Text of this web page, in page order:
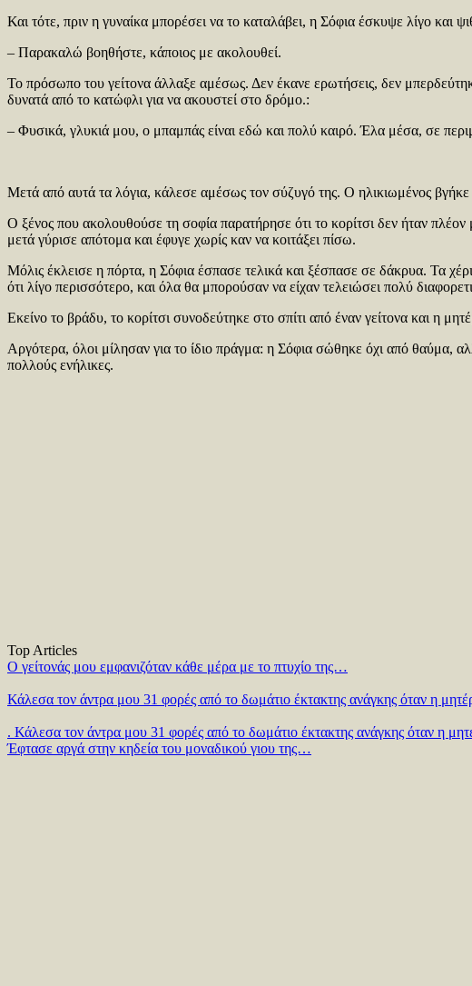
Και τότε, πριν η γυναίκα μπορέσει να το καταλάβει, η Σόφια έσκυψε λίγο και
– Παρακαλώ βοηθήστε, κάποιος με ακολουθεί.
Το πρόσωπο του γείτονα άλλαξε αμέσως. Δεν έκανε ερωτήσεις, δεν
δυνατά από το κατώφλι για να ακουστεί στο δρόμο.:
– Φυσικά, γλυκιά μου, ο μπαμπάς είναι εδώ και πολύ καιρό. Έλα μέσα, σε
Μετά από αυτά τα λόγια, κάλεσε αμέσως τον σύζυγό της. Ο ηλικιωμένος
Ο ξένος που ακολουθούσε τη σοφία παρατήρησε ότι το κορίτσι δεν ήταν πλέον
μετά γύρισε απότομα και έφυγε χωρίς καν να κοιτάξει πίσω.
Μόλις έκλεισε η πόρτα, η Σόφια έσπασε τελικά και ξέσπασε σε δάκρυα. Τα
ότι λίγο περισσότερο, και όλα θα μπορούσαν να είχαν τελειώσει πολύ
Εκείνο το βράδυ, το κορίτσι συνοδεύτηκε στο σπίτι από έναν γείτονα και η
Αργότερα, όλοι μίλησαν για το ίδιο πράγμα: η Σόφια σώθηκε όχι από θαύμα,
πολλούς ενήλικες.
Top Articles
Ο γείτονάς μου εμφανιζόταν κάθε μέρα με το πτυχίο της…
Κάλεσα τον άντρα μου 31 φορές από το δωμάτιο έκτακτης ανάγκης όταν η
. Κάλεσα τον άντρα μου 31 φορές από το δωμάτιο έκτακτης ανάγκης όταν η
Έφτασε αργά στην κηδεία του μοναδικού γιου της…